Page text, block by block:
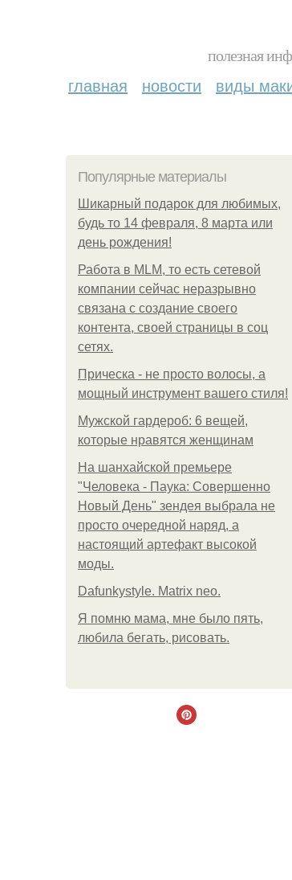
полезная
главная новости виды
Популярные материалы
Шикарный подарок для любимых,
будь то 14 февраля, 8 марта или
день рождения!
Работа в MLM, то есть сетевой
компании сейчас неразрывно
связана с создание своего
контента, своей страницы в соц
сетях.
Прическа - не просто волосы, а
мощный инструмент вашего стиля!
Мужской гардероб: 6 вещей,
которые нравятся женщинам
На шанхайской премьере
"Человека - Паука: Совершенно
Новый День" зендея выбрала не
просто очередной наряд, а
настоящий артефакт высокой
моды.
Dafunkystyle. Matrix neo.
Я помню мама, мне было пять,
любила бегать, рисовать.